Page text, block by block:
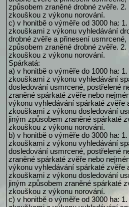
způsobem zraněné drobné zvěře. 2.
zkouškou z výkonu norování.
c) v honitbě o výměře od 3000 ha:
zkouškami z výkonu vyhledávání
drobné zvěře a přinesení usmrcené,
způsobem zraněné drobné zvěře. 2.
zkouškou z výkonu norování.
Spárkatá:
a) v honitbě o výměře do 1000 ha:
zkouškami z výkonu vyhledávání
dosledování usmrcené, postřelené
zraněné spárkaté zvěře nebo
výkonu vyhledávání spárkaté zvěře
zkouškami z výkonu dosledování
jiným způsobem zraněné spárkaté
zkouškou z výkonu norování.
b) v honitbě o výměře do 3000 ha:
zkouškami z výkonu vyhledávání
dosledování usmrcené, postřelené
zraněné spárkaté zvěře nebo
výkonu vyhledávání spárkaté zvěře
zkouškami z výkonu dosledování
jiným způsobem zraněné spárkaté
zkouškou z výkonu norování.
c) v honitbě o výměře od 3000 ha: